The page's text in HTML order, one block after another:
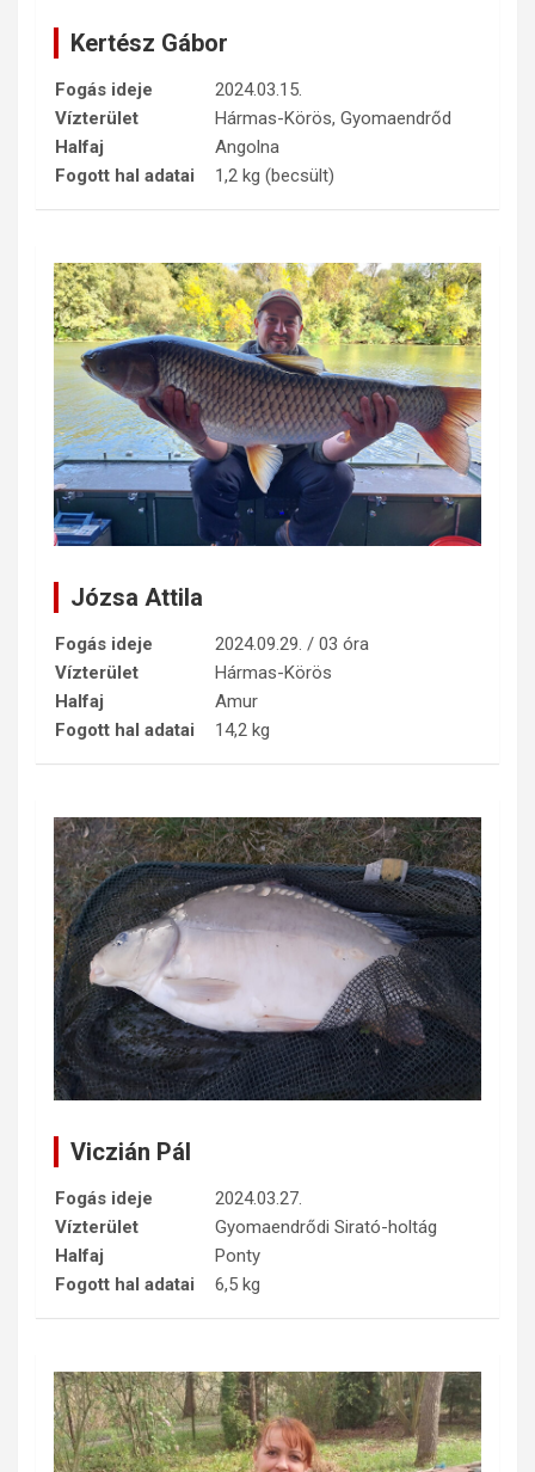
Kertész Gábor
Fogás ideje
2024.03.15.
Vízterület
Hármas-Körös, Gyomaendrőd
Halfaj
Angolna
Fogott hal adatai
1,2 kg (becsült)
Józsa Attila
Fogás ideje
2024.09.29. / 03 óra
Vízterület
Hármas-Körös
Halfaj
Amur
Fogott hal adatai
14,2 kg
Viczián Pál
Fogás ideje
2024.03.27.
Vízterület
Gyomaendrődi Sirató-holtág
Halfaj
Ponty
Fogott hal adatai
6,5 kg